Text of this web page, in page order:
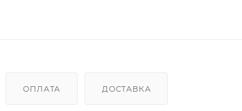
ОПЛАТА ДОСТАВКА